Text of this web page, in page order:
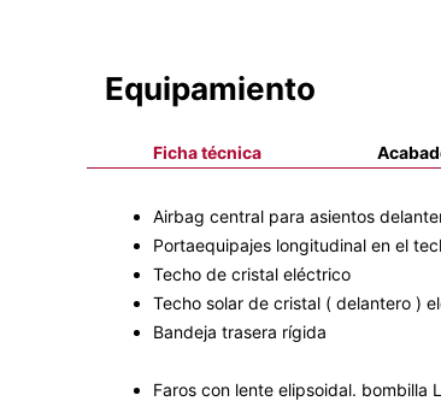
Equipamiento
Ficha técnica
Airbag central para asientos
Portaequipajes longitudinal en el
Techo de cristal eléctrico
Techo solar de cristal ( delantero )
Bandeja trasera rígida
Faros con lente elipsoidal. bombilla